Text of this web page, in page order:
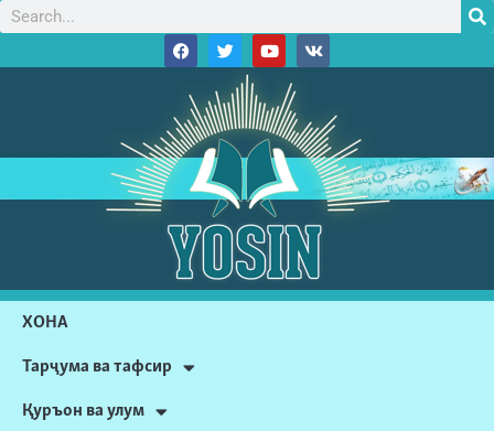
ХОНА
Тарҷума ва тафсир
Қуръон ва улум